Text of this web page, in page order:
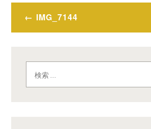
投
稿
ビ
ゲ
IMG_7144
索: